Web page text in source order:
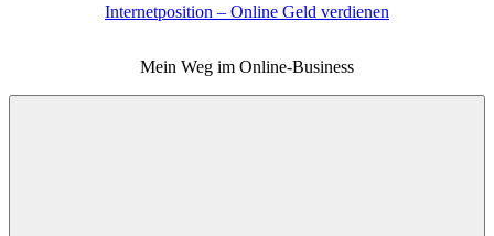
Internetposition – Online Geld verdienen
Mein Weg im Online-Business